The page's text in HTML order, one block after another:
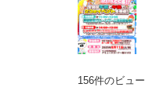
156件のビュー